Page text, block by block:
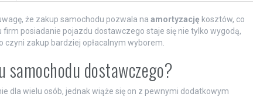
że zakup samochodu pozwala na amortyzację kosztów, co
posiadanie pojazdu dostawczego staje się nie tylko wygodą,
zakup bardziej opłacalnym wyborem.
samochodu dostawczego?
dla wielu osób, jednak wiąże się on z pewnymi dodatkowym